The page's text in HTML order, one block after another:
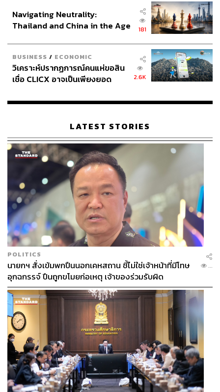
Navigating Neutrality:
Thailand and China in the Age
181
BUSINESS / ECONOMIC
วิเคราะห์ปรากฏการณ์คนแห่ขอสิน
เชื่อ CLICX อาจเป็นเพียงยอด
เรือนไทยที่ถูกซุกไว้
2.6K
LATEST STORIES
POLITICS
นายกฯ สั่งเข้มพกปืนนอกเคหสถาน ชี้ไม่ใช่เจ้าหน้าที่มีโทษ
อุกฉกรรจ์ ปืนถูกขโมยก่อเหตุ เจ้าของร่วมรับผิด
...